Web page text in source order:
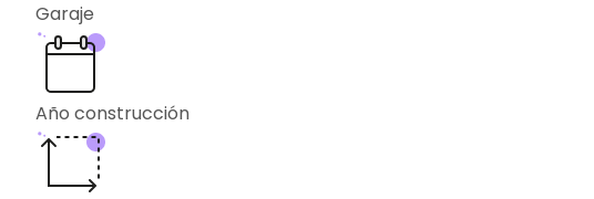
Garaje
Año construcción